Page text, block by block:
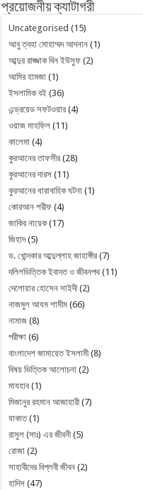
প্রয়োজনীয় ক্যাটাগরী
Uncategorised (15)
আবু ত্বহা মোহাম্মদ আদনান (1)
আব্দুর রাজ্জাক বিন ইউসুফ (2)
আমির হামজা (1)
ইসলামিক বই (36)
এন্ড্রয়েড সফটওয়ার (4)
ওয়াজ মাহফিল (11)
কালেমা (4)
কুরআনের তাফসীর (28)
কুরআনের দারস (11)
কুরআনের ধারাবাহিক ঘটনা (1)
কোরআন শরীফ (4)
জাকির নায়েক(17)
জিহাদ(5)
ড. খোন্দকার আব্দুল্লাহ জাহাঙ্গীর (7)
দলিলভিত্তিক ইবাদত ও জীবনপথ(11)
দেলোয়ার হোসেন সাইদী(2)
নাজমুল আযম শামীম (66)
নামাজ (8)
পরীক্ষা (6)
বাংলাদেশ জামায়েত ইসলামী(8)
বিষয় ভিত্তিক আলোচনা (2)
মাযহাব (1)
মিজানুর রহমান আজাহারী(7)
যাকাত(1)
রাসুল (সাঃ) এর জীবনী(5)
রোজা (2)
সাহাবীদের বিপ্লবী জীবন (2)
হাদিস (47)